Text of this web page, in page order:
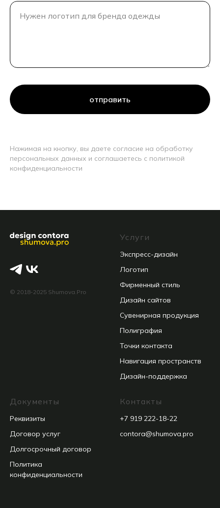
Нужен логотип для бренда одежды
отправить
Нажимая на кнопку, вы даете согласие на обработку
персональных данных и соглашаетесь c политикой
конфиденциальности
© 2018-2025 Shumova.Pro
Услуги
Экспресс-дизайн
Логотип
Фирменный стиль
Дизайн сайтов
Сувенирная продукция
Полиграфия
Точки контакта
Навигация пространств
Дизайн-поддержка
Документы
Реквизиты
Договор услуг
Долгосрочный договор
Политика
конфиденциальности
Контакты
+7 919 222-18-22
contora@shumova.pro